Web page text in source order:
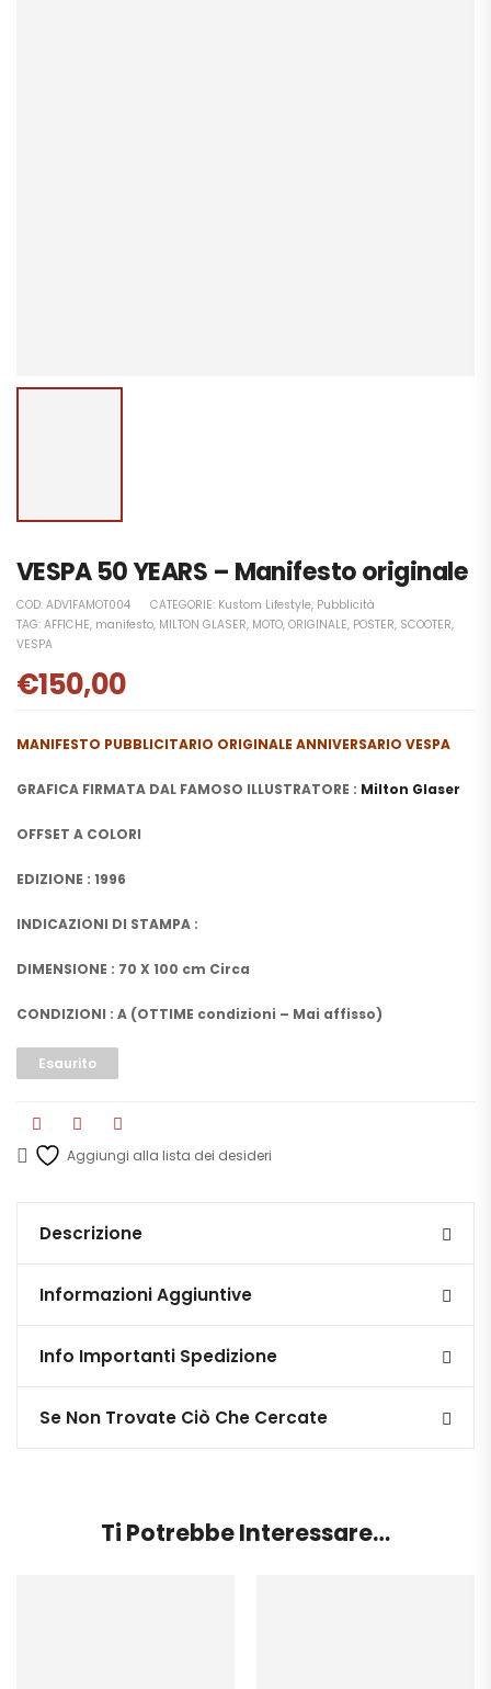
VESPA 50 YEARS – Manifesto originale
COD: ADV1FAMOT004 CATEGORIE: Kustom Lifestyle, Pubblicità
TAG: AFFICHE, manifesto, MILTON GLASER, MOTO, ORIGINALE, POSTER, SCOOTER,
VESPA
€150,00
MANIFESTO PUBBLICITARIO ORIGINALE ANNIVERSARIO VESPA
GRAFICA FIRMATA DAL FAMOSO ILLUSTRATORE : Milton Glaser
OFFSET A COLORI
EDIZIONE : 1996
INDICAZIONI DI STAMPA :
DIMENSIONE : 70 X 100 cm Circa
CONDIZIONI : A (OTTIME condizioni – Mai affisso)
Esaurito
Aggiungi alla lista dei desideri
Descrizione
Informazioni Aggiuntive
Info Importanti Spedizione
Se Non Trovate Ciò Che Cercate
Ti Potrebbe Interessare…